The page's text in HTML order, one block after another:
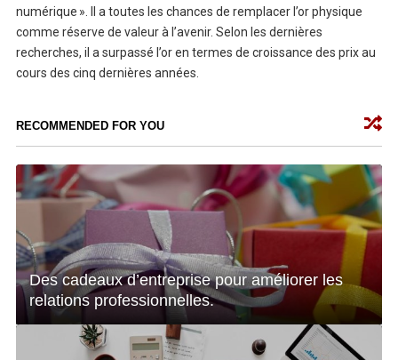
numérique ». Il a toutes les chances de remplacer l’or physique
comme réserve de valeur à l’avenir. Selon les dernières
recherches, il a surpassé l’or en termes de croissance des prix au
cours des cinq dernières années.
RECOMMENDED FOR YOU
Des cadeaux d’entreprise pour améliorer les
relations professionnelles.